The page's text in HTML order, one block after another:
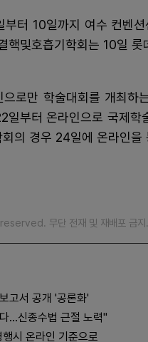
터 10일까지 여수 컨벤
핵및호흡기학회는 10일
로만 학술대회를 개최하
일부터 온라인으로 국제
의 경우 24일에 온라인을
무단 전재 및 재배포 금지.
고서 공개 '공론화'
…신종수법 근절 노력"
시 온라인 기준으로